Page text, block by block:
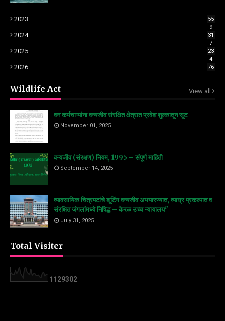
2023
55
9
2024
31
7
2025
23
4
2026 76
Wildlife Act View all
वन कर्मचाऱ्यांना वन्यजीव संरक्षित क्षेत्रात प्रवेश शुल्कातून सूट
November 01, 2025
वन्यजीव (संरक्षण) नियम, 1995 – संपूर्ण माहिती
September 14, 2025
व्यावसायिक चित्रपटांचे शूटिंग वन्यजीव अभयारण्यात, व्याघ्र प्रकल्पात व
संरक्षित जंगलांमध्ये निषिद्ध – केरळ उच्च न्यायालय"
July 31, 2025
Total Visiter
1 1 29302